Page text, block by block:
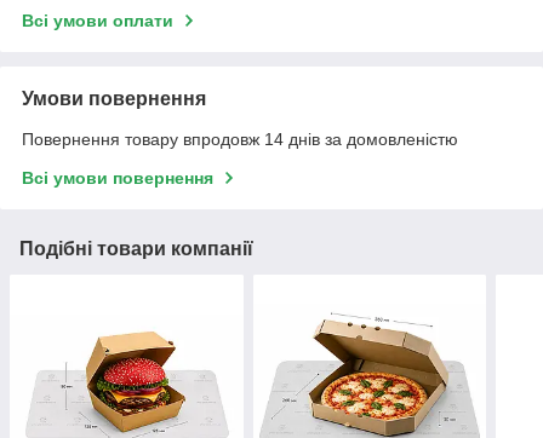
Всі умови оплати
Умови повернення
Повернення товару впродовж 14 днів за домовленістю
Всі умови повернення
Подібні товари компанії